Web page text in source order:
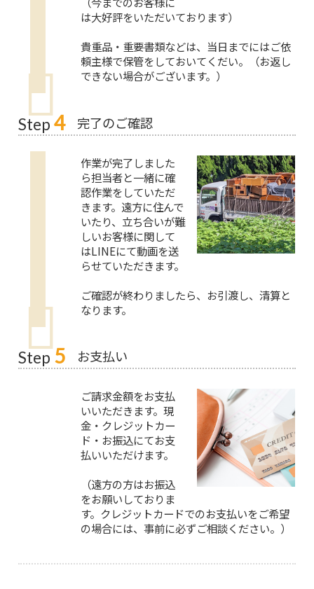
は大好評をいただいております）
貴重品・重要書類などは、当日までにはご依
頼主様で保管をしておいてくだい。（お返し
できない場合がございます。）
Step 4 完了のご確認
作業が完了しました
ら担当者と一緒に確
認作業をしていただ
きます。遠方に住んで
いたり、立ち合いが難
しいお客様に関して
はLINEにて動画を送
らせていただきます。
ご確認が終わりましたら、お引渡し、清算と
なります。
Step 5 お支払い
ご請求金額をお支払
いいただきます。現
金・クレジットカー
ド・お振込にてお支
払いいただけます。
（遠方の方はお振込
をお願いしておりま
す。クレジットカードでのお支払いをご希望
の場合には、事前に必ずご相談ください。）